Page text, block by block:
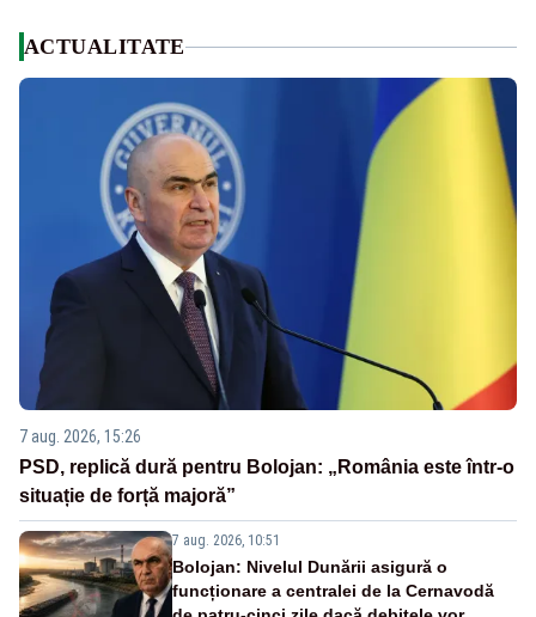
ACTUALITATE
7 aug. 2026, 15:26
PSD, replică dură pentru Bolojan: „România este într-o
situație de forță majoră”
7 aug. 2026, 10:51
Bolojan: Nivelul Dunării asigură o
funcționare a centralei de la Cernavodă